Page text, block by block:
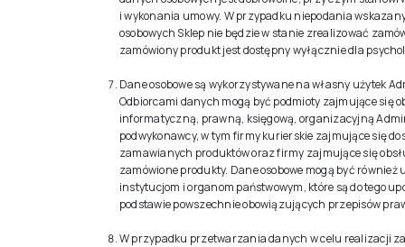
i wykonania umowy. W przypadku niepodania
osobowych Sklep nie będzie w stanie zrealizować
zamówiony produkt jest dostępny wyłącznie dla
Dane osobowe są wykorzystywane na własny użytek
Odbiorcami danych mogą być podmioty zajmujące się
informatyczną, prawną, księgową, organizacyjną
podwykonawcy, w tym firmy kurierskie zajmujące się
zamawianych produktów oraz firmy zajmujące się
zamówione produkty. Dane osobowe mogą być również
instytucjom i organom państwowym, które są do tego
podstawie powszechnie obowiązujących przepisów
W przypadku przetwarzania danych w celu realizacji